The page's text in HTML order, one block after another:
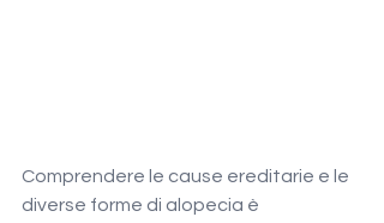
Comprendere le cause ereditarie e le
diverse forme di alopecia è